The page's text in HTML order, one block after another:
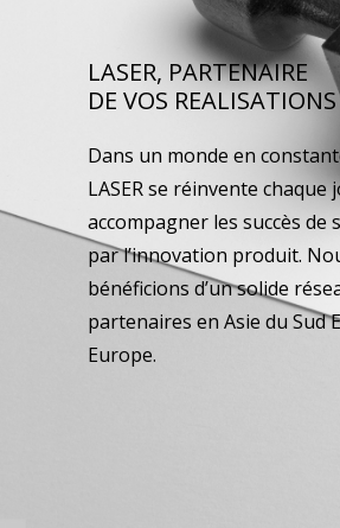
LASER, PARTENAIRE
DE VOS REALISATIONS
Dans un monde en
LASER se réinvente
accompagner les succès de
par l’innovation produit.
bénéficions d’un solide
partenaires en Asie du Sud
Europe.